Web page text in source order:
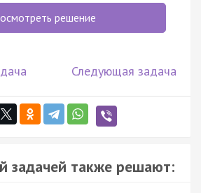
решение
Следующая задача
задачей также решают: